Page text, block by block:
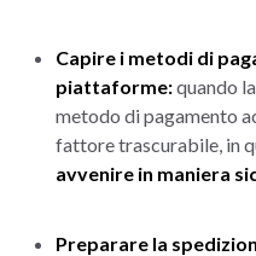
Capire i metodi di
piattaforme:quando
metodo di pagamento
fattore trascurabile, in
avvenire in maniera
Preparare la